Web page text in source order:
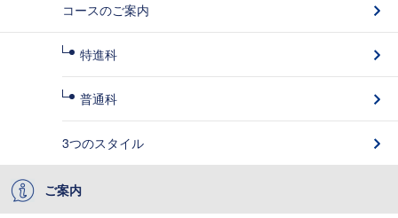
コースのご案内
特進科
普通科
3つのスタイル
ご案内